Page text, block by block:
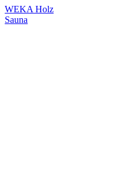
WEKA Holz
Sauna